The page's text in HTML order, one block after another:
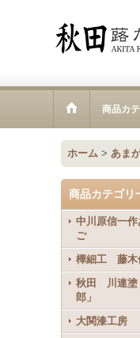
商品カ
ホーム > あま
商品カテゴリ
中川原信一
ご
樺細工 藤木
秋田 川連塗
郎」
大関漆工房